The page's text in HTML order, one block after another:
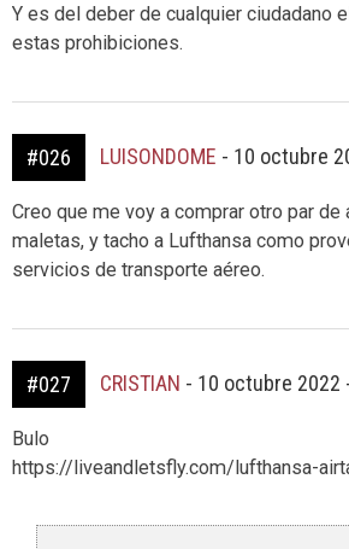
Y es del deber de cualquier ciudadano
estas prohibiciones.
#026 LUISONDOME - 10 octubre
Creo que me voy a comprar otro par de
maletas, y tacho a Lufthansa como
servicios de transporte aéreo.
#027 CRISTIAN - 10 octubre 2022
Bulo
https://liveandletsfly.com/lufthansa-